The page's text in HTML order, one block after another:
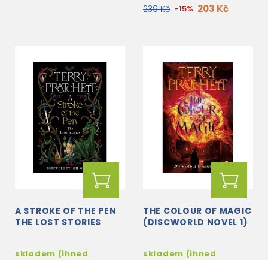
239 Kč -15% 203 Kč
A STROKE OF THE PEN
THE LOST STORIES
skladem (ihned
THE COLOUR OF MAGIC
(DISCWORLD NOVEL 1)
skladem (ihned